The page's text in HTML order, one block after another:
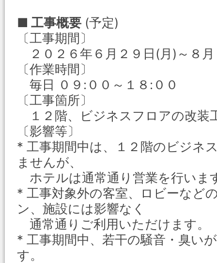
■ 工事概要 (予定)
〔工事期間〕
２０２６年６月２９日(月)～８
〔作業時間〕
毎日 ０９:００～１８:００
〔工事箇所〕
１２階、ビジネスフロアの改装
〔影響等〕
* 工事期間中は、１２階のビジネ
ませんが、
ホテルは通常通り営業を行いま
* 工事対象外の客室、ロビーなど
ン、施設には影響なく
通常通りご利用いただけます。
* 工事期間中、若干の騒音・臭い
す。